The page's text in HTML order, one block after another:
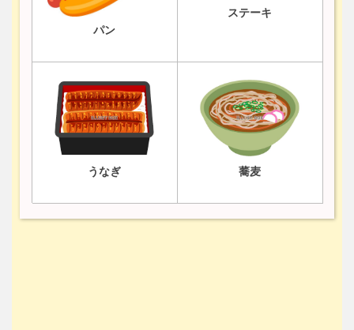
パン
ステーキ
うなぎ 蕎麦